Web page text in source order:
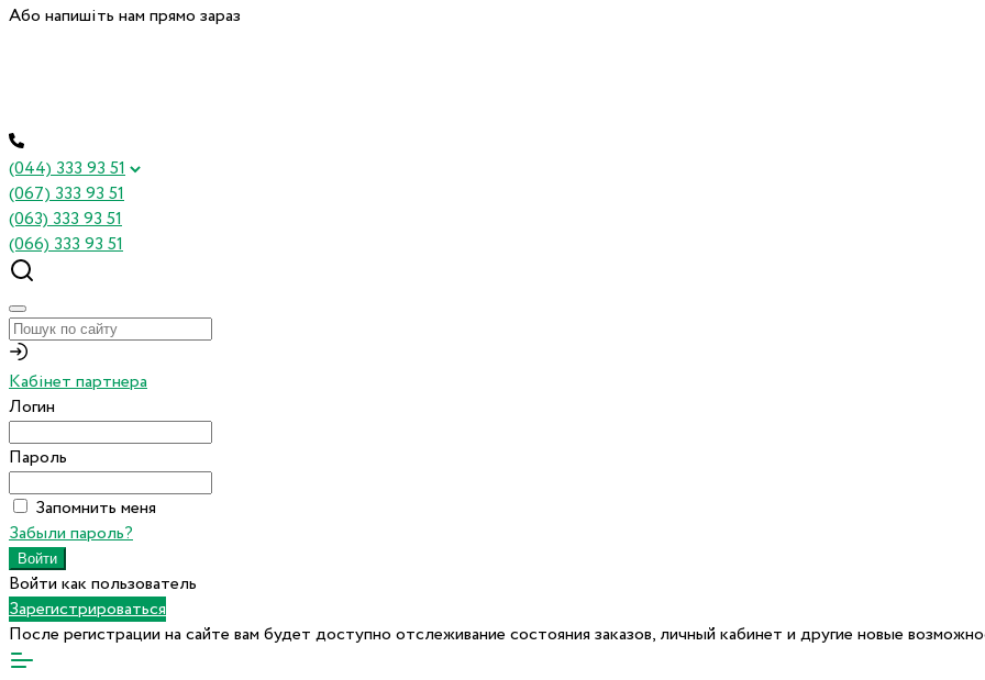
Або напишіть нам прямо зараз
(044) 333 93 51
(067) 333 93 51
(063) 333 93 51
(066) 333 93 51
Кабінет партнера
Логин
Пароль
Запомнить меня
Забыли пароль?
Войти как пользователь
Зарегистрироваться
После регистрации на сайте вам будет доступно отслеживание состояния заказов, личный кабинет и другие новые